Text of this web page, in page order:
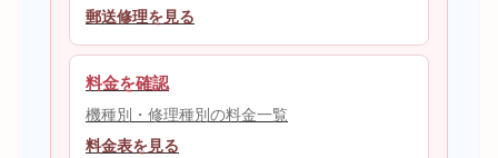
郵送修理を見る
料金を確認
機種別・修理種別の料金一覧
料金表を見る